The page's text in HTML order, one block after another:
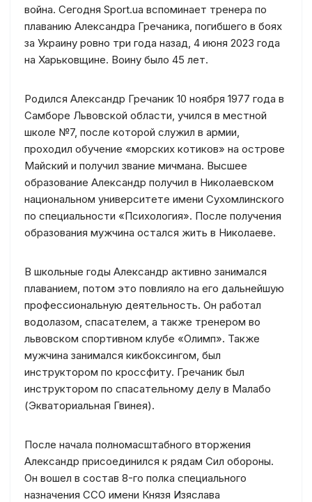
война. Сегодня Sport.ua вспоминает тренера по
плаванию Александра Гречаника, погибшего в боях
за Украину ровно три года назад, 4 июня 2023 года
на Харьковщине. Воину было 45 лет.
Родился Александр Гречаник 10 ноября 1977 года в
Самборе Львовской области, учился в местной
школе №7, после которой служил в армии,
проходил обучение «морских котиков» на острове
Майский и получил звание мичмана. Высшее
образование Александр получил в Николаевском
национальном университете имени Сухомлинского
по специальности «Психология». После получения
образования мужчина остался жить в Николаеве.
В школьные годы Александр активно занимался
плаванием, потом это повлияло на его дальнейшую
профессиональную деятельность. Он работал
водолазом, спасателем, а также тренером во
львовском спортивном клубе «Олимп». Также
мужчина занимался кикбоксингом, был
инструктором по кроссфиту. Гречаник был
инструктором по спасательному делу в Малабо
(Экваториальная Гвинея).
После начала полномасштабного вторжения
Александр присоединился к рядам Сил обороны.
Он вошел в состав 8-го полка специального
назначения ССО имени Князя Изяслава